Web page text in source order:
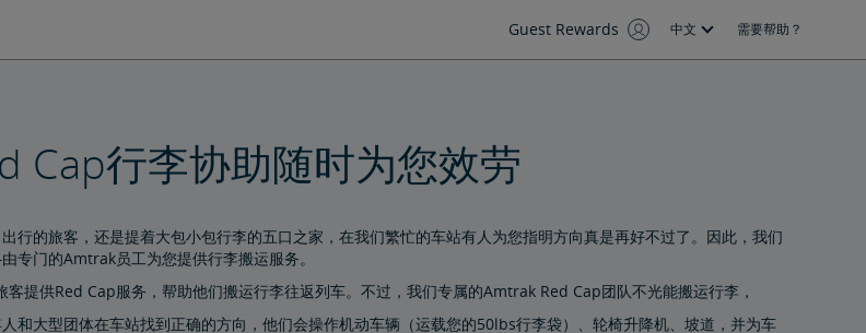
Guest Rewards 中文 需要帮助？
Cap行李协助随时为您效劳
行的旅客，还是提着大包小包行李的五口之家，在我们繁忙的车站有人为您指明方向真是再好不过了。因此，我们
专门的Amtrak员工为您提供行李搬运服务。
提供Red Cap服务，帮助他们搬运行李往返列车。不过，我们专属的Amtrak Red Cap团队不光能搬运行李，
和大型团体在车站找到正确的方向，他们会操作机动车辆（运载您的50lbs行李袋）、轮椅升降机、坡道，并为车